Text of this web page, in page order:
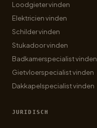
Loodgieter vinden
Elektricien vinden
Schilder vinden
Stukadoor vinden
Badkamerspecialist vinden
Gietvloerspecialist vinden
Dakkapelspecialist vinden
JURIDISCH